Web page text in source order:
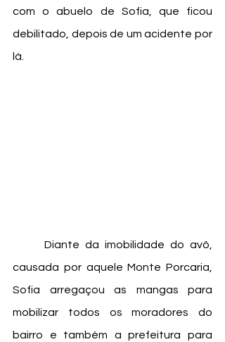
com o abuelo de Sofia, que ficou
debilitado, depois de um acidente por
lá.
causada por aquele Monte Porcaria,
Sofia arregaçou as mangas para
mobilizar todos os moradores do
bairro e também a prefeitura para